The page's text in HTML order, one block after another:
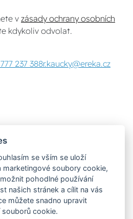
v zásady ochrany osobních
kdykoliv odvolat.
237 388r.kaucky@ereka.cz
se vším se uloží
marketingové soubory cookie,
pohodlné používání
našich stránek a cílit na vás
můžete snadno upravit
souborů cookie.